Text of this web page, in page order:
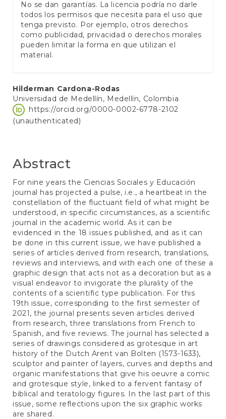
No se dan garantías. La licencia podría no darle
todos los permisos que necesita para el uso que
tenga previsto. Por ejemplo, otros derechos
como publicidad, privacidad o derechos morales
pueden limitar la forma en que utilizan el
material.
Main
Article
Content
Hilderman Cardona-Rodas
Universidad de Medellín, Medellín, Colombia
https://orcid.org/0000-0002-6778-2102
(unauthenticated)
Abstract
For nine years the Ciencias Sociales y Educación
journal has projected a pulse, i.e., a heartbeat in the
constellation of the fluctuant field of what might be
understood, in specific circumstances, as a scientific
journal in the academic world. As it can be
evidenced in the 18 issues published, and as it can
be done in this current issue, we have published a
series of articles derived from research, translations,
reviews and interviews, and with each one of these a
graphic design that acts not as a decoration but as a
visual endeavor to invigorate the plurality of the
contents of a scientific type publication. For this
19th issue, corresponding to the first semester of
2021, the journal presents seven articles derived
from research, three translations from French to
Spanish, and five reviews. The journal has selected a
series of drawings considered as grotesque in art
history of the Dutch Arent van Bolten (1573-1633),
sculptor and painter of layers, curves and depths and
organic manifestations that give his oeuvre a comic
and grotesque style, linked to a fervent fantasy of
biblical and teratology figures. In the last part of this
issue, some reflections upon the six graphic works
are shared.